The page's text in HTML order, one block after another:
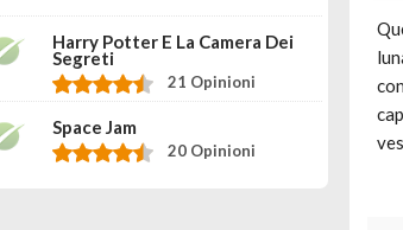
Harry Potter E La Camera Dei
Segreti
21 Opinioni
Space Jam
20 Opinioni